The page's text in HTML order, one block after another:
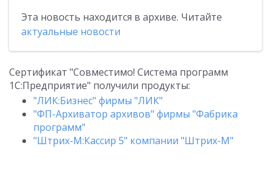
Эта новость находится в архиве. Читайте
актуальные новости
Сертификат "Совместимо! Система программ
1С:Предприятие" получили продукты:
"ЛИК:Бизнес" фирмы "ЛИК"
"ФП-Архиватор архивов" фирмы "Фабрика
программ"
"Штрих-М:Кассир 5" компании "Штрих-М"